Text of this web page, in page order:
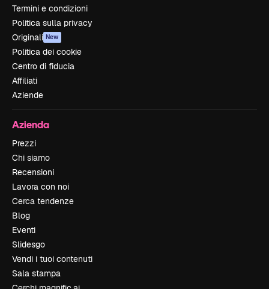
Termini e condizioni
Politica sulla privacy
Originali New
Politica dei cookie
Centro di fiducia
Affiliati
Aziende
Azienda
Prezzi
Chi siamo
Recensioni
Lavora con noi
Cerca tendenze
Blog
Eventi
Slidesgo
Vendi i tuoi contenuti
Sala stampa